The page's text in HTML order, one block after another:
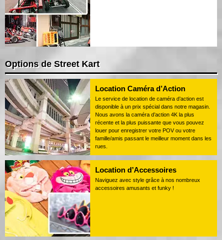
Options de Street Kart
Location Caméra d’Action
Le service de location de caméra d’action est
disponible à un prix spécial dans notre magasin.
Nous avons la caméra d’action 4K la plus
récente et la plus puissante que vous pouvez
louer pour enregistrer votre POV ou votre
famille/amis passant le meilleur moment dans les
rues.
Location d’Accessoires
Naviguez avec style grâce à nos nombreux
accessoires amusants et funky !